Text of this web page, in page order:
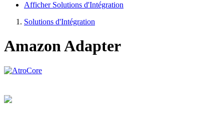
Afficher Solutions d'Intégration
Solutions d'Intégration
Amazon Adapter